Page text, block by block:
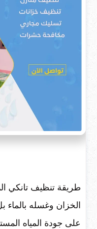
طريقة تنظيف تانكي
الخزان وغسله
على جودة المياه